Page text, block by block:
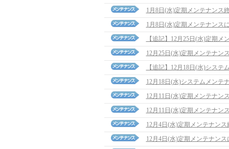
1月8日(水)定期メンテナンス
1月8日(水)定期メンテナンス
【追記】12月25日(水)定期メ
12月25日(水)定期メンテナン
【追記】12月18日(水)システ
12月18日(水)システムメンテ
12月11日(水)定期メンテナン
12月11日(水)定期メンテナン
12月4日(水)定期メンテナン
12月4日(水)定期メンテナンス